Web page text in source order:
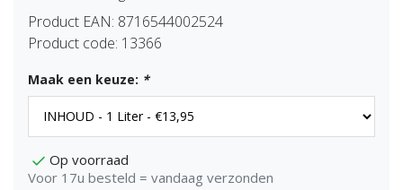
Product EAN: 8716544002524
Product code: 13366
Maak een keuze: *
Op voorraad
Voor 17u besteld = vandaag verzonden